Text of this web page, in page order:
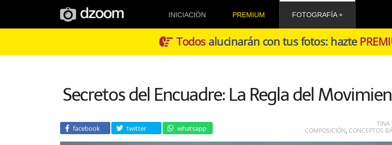
INICIACIÓN PREMIUM FOTOGRAFÍA
Todosalucinarán con tus fotos: hazte
Secretos del Encuadre: La Regla del
facebook twitter whatsapp
TINA
COMPOSICIÓN, CONCEPTOS